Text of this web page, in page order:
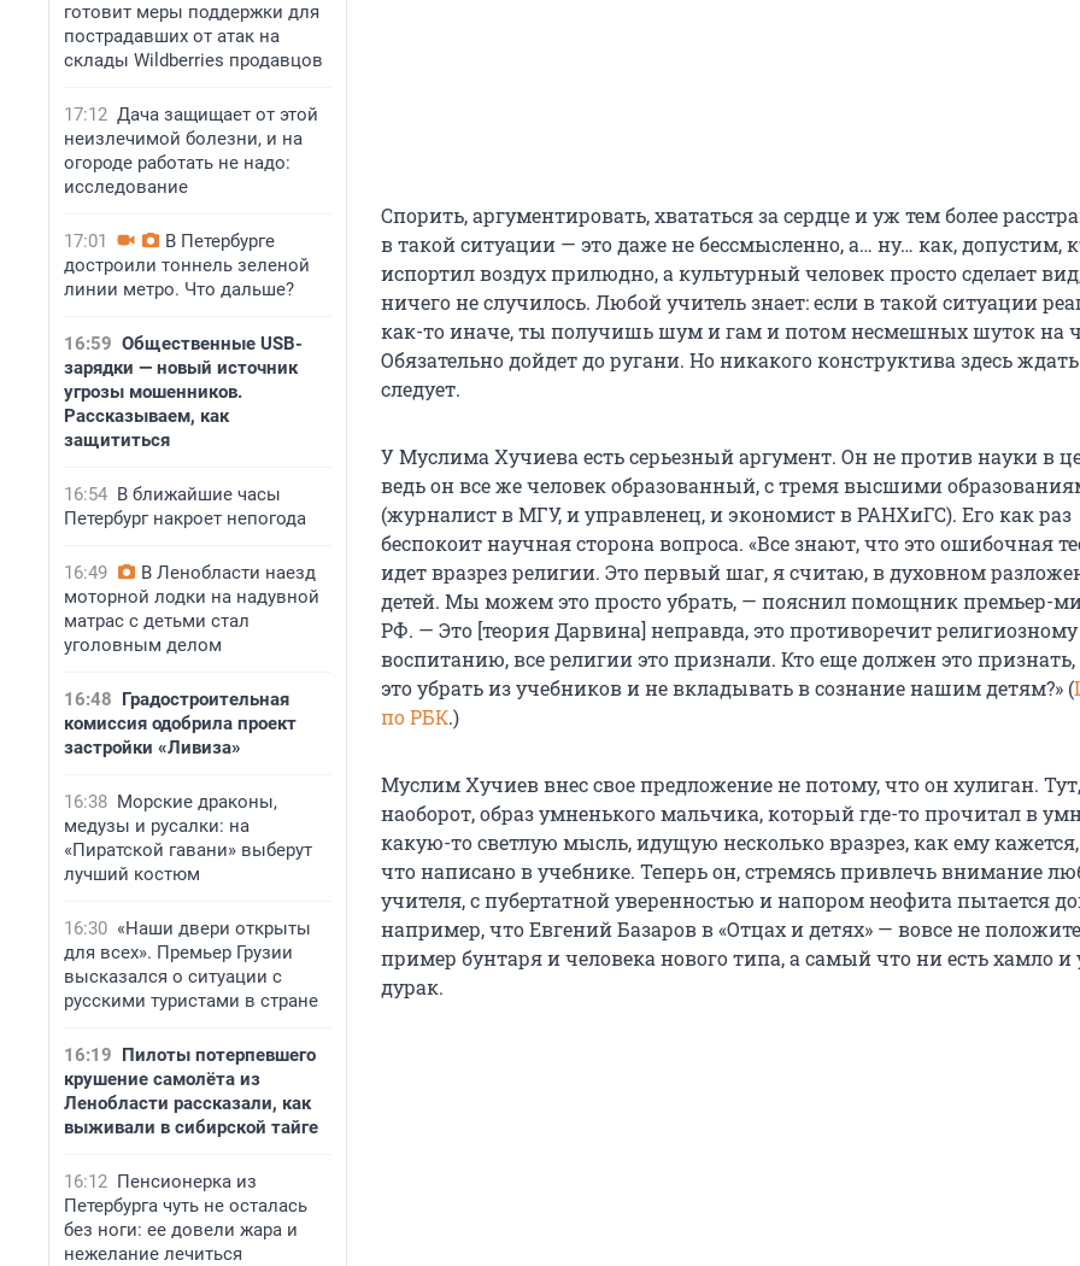
готовит меры поддержки для
пострадавших от атак на
склады Wildberries продавцов
17:12 Дача защищает от этой
неизлечимой болезни, и на
огороде работать не надо:
исследование
17:01
В Петербурге
достроили тоннель зеленой
линии метро. Что дальше?
16:59 Общественные USB-
зарядки — новый источник
угрозы мошенников.
Рассказываем, как
защититься
16:54 В ближайшие часы
Петербург накроет непогода
16:49
В Ленобласти наезд
моторной лодки на надувной
матрас с детьми стал
уголовным делом
16:48 Градостроительная
комиссия одобрила проект
застройки «Ливиза»
16:38 Морские драконы,
медузы и русалки: на
«Пиратской гавани» выберут
лучший костюм
16:30 «Наши двери открыты
для всех». Премьер Грузии
высказался о ситуации с
русскими туристами в стране
16:19 Пилоты потерпевшего
крушение самолёта из
Ленобласти рассказали, как
выживали в сибирской тайге
16:12 Пенсионерка из
Петербурга чуть не осталась
без ноги: ее довели жара и
нежелание лечиться
Спорить, аргументировать, хвататься за сердце и уж тем более
в такой ситуации — это даже не бессмысленно, а… ну… как, допустим,
испортил воздух прилюдно, а культурный человек просто сделает
ничего не случилось. Любой учитель знает: если в такой ситуации
как-то иначе, ты получишь шум и гам и потом несмешных шуток на
Обязательно дойдет до ругани. Но никакого конструктива здесь
следует.
У Муслима Хучиева есть серьезный аргумент. Он не против науки в
ведь он все же человек образованный, с тремя высшими
(журналист в МГУ, и управленец, и экономист в РАНХиГС). Его как раз
беспокоит научная сторона вопроса. «Все знают, что это ошибочная
идет вразрез религии. Это первый шаг, я считаю, в духовном
детей. Мы можем это просто убрать, — пояснил помощник премьер-
РФ. — Это [теория Дарвина] неправда, это противоречит религиозному
воспитанию, все религии это признали. Кто еще должен это
это убрать из учебников и не вкладывать в сознание нашим детям?» (
по РБК.)
Муслим Хучиев внес свое предложение не потому, что он хулиган. Тут,
наоборот, образ умненького мальчика, который где-то прочитал в
какую-то светлую мысль, идущую несколько вразрез, как ему кажется,
что написано в учебнике. Теперь он, стремясь привлечь внимание
учителя, с пубертатной уверенностью и напором неофита пытается
например, что Евгений Базаров в «Отцах и детях» — вовсе не
пример бунтаря и человека нового типа, а самый что ни есть хамло и
дурак.